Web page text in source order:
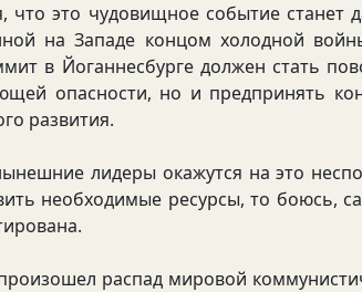
что это чудовищное событие
на Западе концом холодной
в Йоганнесбурге должен стать
опасности, но и предпринять
развития.
лидеры окажутся на это
необходимые ресурсы, то боюсь,
распад мировой